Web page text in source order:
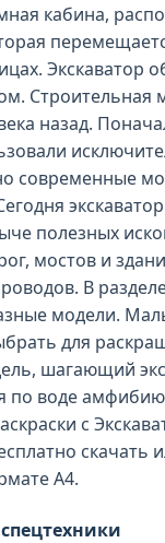
кабина,
Экскаватор
Строительная
назад.
современные
полезных
мостов и
В
модели.
для
шагающий
по воде
с
скачать
А4.